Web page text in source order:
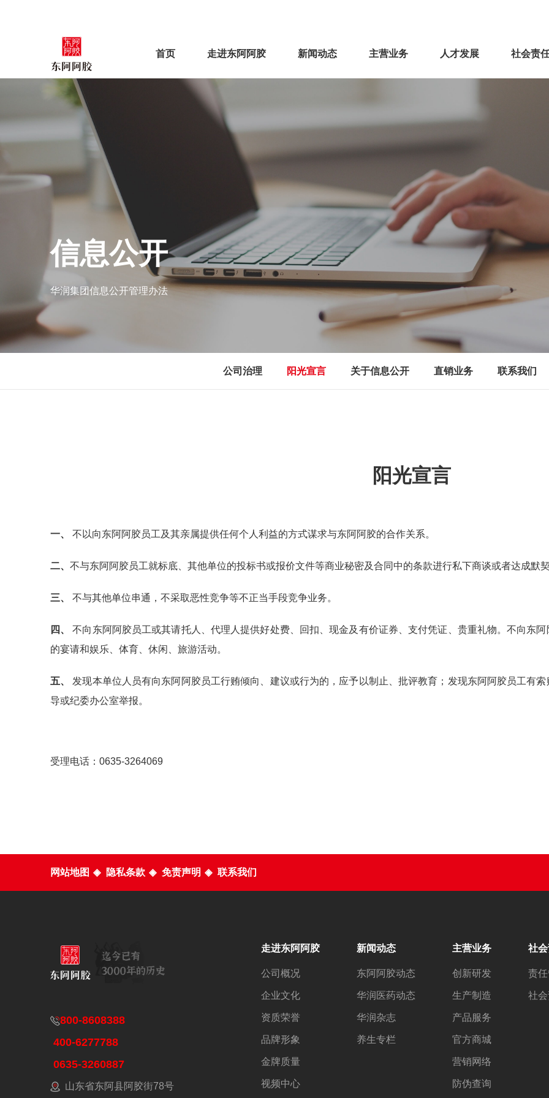
首页 走进东阿阿胶 新闻动态 主营业务 人才发展 社会责
信息公开
华润集团信息公开管理办法
公司治理 阳光宣言 关于信息公开 直销业务 联系我们
阳光宣言
一、 不以向东阿阿胶员工及其亲属提供任何个人利益的方式谋求与东阿阿胶的合作关系。
二、 不与东阿阿胶员工就标底、其他单位的投标书或报价文件等商业秘密及合同中的条款进行私下商谈或者达成默
三、 不与其他单位串通，不采取恶性竞争等不正当手段竞争业务。
四、
不向东阿阿胶员工或其请托人、代理人提供好处费、回扣、现金及有价证券、支付凭证、贵重礼物。不向东
的宴请和娱乐、体育、休闲、旅游活动。
五、
发现本单位人员有向东阿阿胶员工行贿倾向、建议或行为的，应予以制止、批评教育；发现东阿阿胶员工有
导或纪委办公室举报。
受理电话：0635-3264069
网站地图 ◈ 隐私条款 ◈ 免责声明 ◈ 联系我们
800-8608388
400-6277788
0635-3260887
山东省东阿县阿胶街78号
走进东阿阿胶
公司概况
企业文化
资质荣誉
品牌形象
金牌质量
视频中心
新闻动态
东阿阿胶动态
华润医药动态
华润杂志
养生专栏
主营业务
创新研发
生产制造
产品服务
官方商城
营销网络
防伪查询
社
责
社